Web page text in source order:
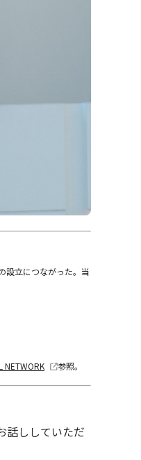
設立につながった。当
NETWORK 参照。
話ししていただ